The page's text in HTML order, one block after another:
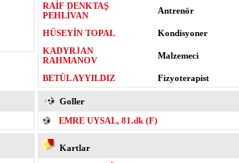
RAİF DENKTAŞ
PEHLİVAN
Antrenör
HÜSEYİN TOPAL
Kondisyoner
KADYRJAN
RAHMANOV
Malzemeci
BETÜL AYYILDIZ Fizyoterapist
Goller
EMRE UYSAL, 81.dk (F)
Kartlar